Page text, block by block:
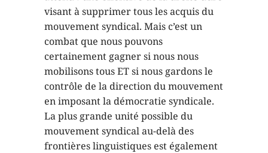
visant à supprimer tous les acquis du
mouvement syndical. Mais c’est un
combat que nous pouvons
certainement gagner si nous nous
mobilisons tous ET si nous gardons le
contrôle de la direction du mouvement
en imposant la démocratie syndicale.
La plus grande unité possible du
mouvement syndical au-delà des
frontières linguistiques est également